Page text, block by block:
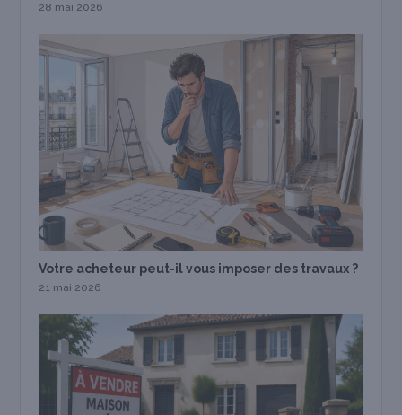
28 mai 2026
Votre acheteur peut-il vous imposer des travaux ?
21 mai 2026